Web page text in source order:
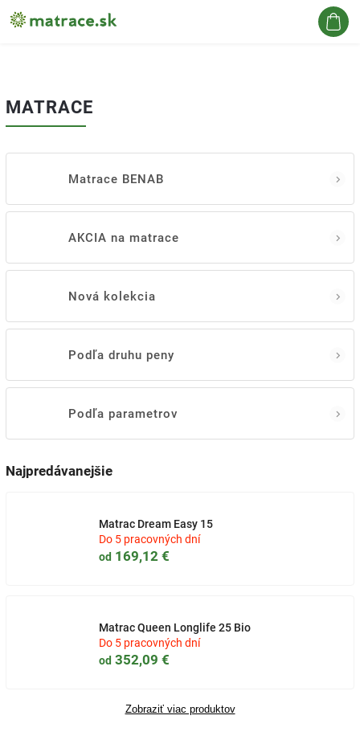
MATRACE
Matrace BENAB
AKCIA na matrace
Nová kolekcia
Podľa druhu peny
Podľa parametrov
Najpredávanejšie
Matrac Dream Easy 15
Do 5 pracovných dní
od 169,12 €
Matrac Queen Longlife 25 Bio
Do 5 pracovných dní
od 352,09 €
Zobraziť viac produktov